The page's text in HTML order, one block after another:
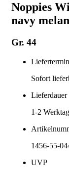
Noppies
navy
Gr. 44
Liefertermin
Sofort
Lieferdauer
1-2
1456-55-
UVP